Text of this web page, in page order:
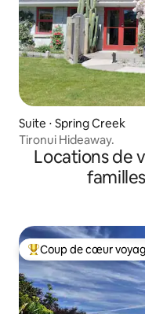
Suite ⋅ Spring Creek
Tironui Hideaway.
Locations de
Coups de cœur
Coup de cœur